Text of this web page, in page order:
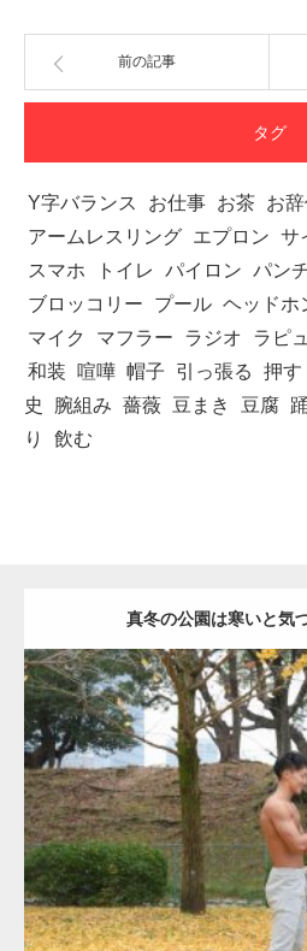
前の記事
タグ
Y字バランス お仕事 お茶 お
アームレスリング エプロン サ
スマホ
トイレ パイロン パン
ブロッコリー
プール ヘッドホ
マイク
マフラー ラジオ ラピ
和装
喧嘩 帽子 引っ張る 押す
史
腕組み 薔薇 豆まき 豆腐
り
飲む
真冬の公園は寒いと気
Update:
Category:公園のマッチョ その他
肩
ダウンロード